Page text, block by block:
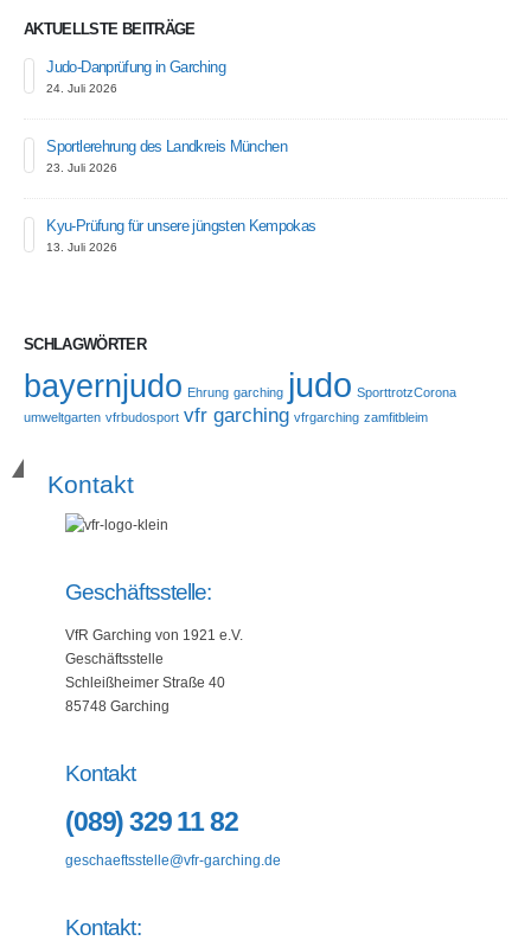
AKTUELLSTE BEITRÄGE
Judo-Danprüfung in Garching
24. Juli 2026
Sportlerehrung des Landkreis München
23. Juli 2026
Kyu-Prüfung für unsere jüngsten Kempokas
13. Juli 2026
SCHLAGWÖRTER
bayernjudo Ehrung garching judo SporttrotzCorona
umweltgarten vfrbudosport vfr garching vfrgarching zamfitbleim
Kontakt
Geschäftsstelle:
VfR Garching von 1921 e.V.
Geschäftsstelle
Schleißheimer Straße 40
85748 Garching
Kontakt
(089) 329 11 82
geschaeftsstelle@vfr-garching.de
Kontakt: